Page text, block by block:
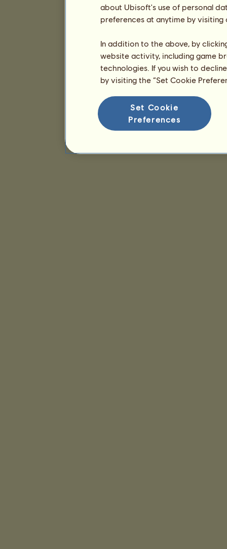
about Ubisoft's use of personal
preferences at anytime by
In addition to the above, by
website activity, including game
technologies. If you wish to
by visiting the “Set Cookie
Set Cookie
Preferences